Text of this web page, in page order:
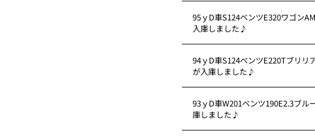
95ｙD車S124ベンツE320ワゴン
入庫しました♪
94ｙD車S124ベンツE220Tブリリ
が入庫しました♪
93ｙD車W201ベンツ190E2.3ブル
庫しました♪